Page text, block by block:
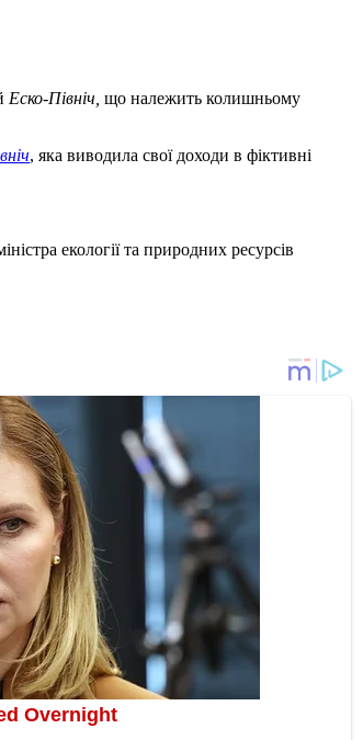
Еско-Північ, що належить колишньому
, яка виводила свої доходи в фіктивні
екології та природних ресурсів